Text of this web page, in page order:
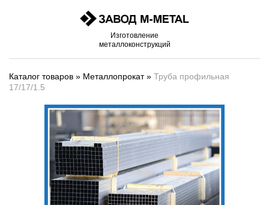
Изготовление
металлоконструкций
Каталог товаров » Металлопрокат» Труба профильная
17/17/1.5